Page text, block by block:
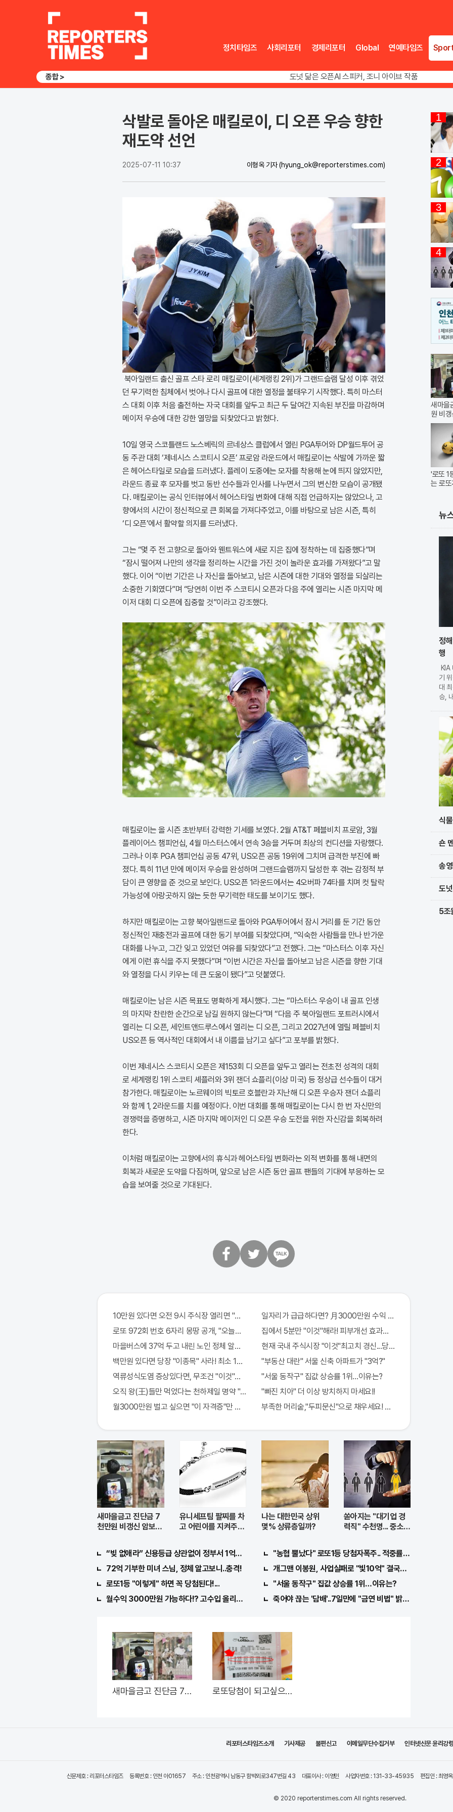
정치타임즈
사회리포터 경제리포터 Global 연예타임즈
종합 >
도넛 닮은 오픈AI 스피커, 조니 아이브 작품
아파트 방에서 들린 쉭쉭 소리‥코브라였다
삭발로 돌아온 매킬로이, 디 오픈 우승 향한
재도약 선언
2025-07-11 10:37 이형옥 기자 (hyung_ok@reporterstimes.com)
북아일랜드 출신 골프 스타 로리 매킬로이(세계랭킹 2위)가 그랜드슬램 달성 이후 겪었
던 무기력한 침체에서 벗어나 다시 골프에 대한 열정을 불태우기 시작했다. 특히 마스터
스 대회 이후 처음 출전하는 자국 대회를 앞두고 최근 두 달여간 지속된 부진을 마감하며
메이저 우승에 대한 강한 열망을 되찾았다고 밝혔다.
10일 영국 스코틀랜드 노스베릭의 르네상스 클럽에서 열린 PGA투어와 DP월드투어 공
동 주관 대회 ‘제네시스 스코티시 오픈’ 프로암 라운드에서 매킬로이는 삭발에 가까운 짧
은 헤어스타일로 모습을 드러냈다. 플레이 도중에는 모자를 착용해 눈에 띄지 않았지만,
라운드 종료 후 모자를 벗고 동반 선수들과 인사를 나누면서 그의 변신한 모습이 공개됐
다. 매킬로이는 공식 인터뷰에서 헤어스타일 변화에 대해 직접 언급하지는 않았으나, 고
향에서의 시간이 정신적으로 큰 회복을 가져다주었고, 이를 바탕으로 남은 시즌, 특히
‘디 오픈’에서 활약할 의지를 드러냈다.
그는 “몇 주 전 고향으로 돌아와 웬트워스에 새로 지은 집에 정착하는 데 집중했다”며
“잠시 떨어져 나만의 생각을 정리하는 시간을 가진 것이 놀라운 효과를 가져왔다”고 말
했다. 이어 “이번 기간은 나 자신을 돌아보고, 남은 시즌에 대한 기대와 열정을 되살리는
소중한 기회였다”며 “당연히 이번 주 스코티시 오픈과 다음 주에 열리는 시즌 마지막 메
이저 대회 디 오픈에 집중할 것”이라고 강조했다.
매킬로이는 올 시즌 초반부터 강력한 기세를 보였다. 2월 AT&T 페블비치 프로암, 3월
플레이어스 챔피언십, 4월 마스터스에서 연속 3승을 거두며 최상의 컨디션을 자랑했다.
그러나 이후 PGA 챔피언십 공동 47위, US오픈 공동 19위에 그치며 급격한 부진에 빠
졌다. 특히 11년 만에 메이저 우승을 완성하며 그랜드슬램까지 달성한 후 겪는 감정적 부
담이 큰 영향을 준 것으로 보인다. US오픈 1라운드에서는 4오버파 74타를 치며 컷 탈락
가능성에 아랑곳하지 않는 듯한 무기력한 태도를 보이기도 했다.
하지만 매킬로이는 고향 북아일랜드로 돌아와 PGA투어에서 잠시 거리를 둔 기간 동안
정신적인 재충전과 골프에 대한 동기 부여를 되찾았다며, “익숙한 사람들을 만나 반가운
대화를 나누고, 그간 잊고 있었던 여유를 되찾았다”고 전했다. 그는 “마스터스 이후 자신
에게 이런 휴식을 주지 못했다”며 “이번 시간은 자신을 돌아보고 남은 시즌을 향한 기대
와 열정을 다시 키우는 데 큰 도움이 됐다”고 덧붙였다.
매킬로이는 남은 시즌 목표도 명확하게 제시했다. 그는 “마스터스 우승이 내 골프 인생
의 마지막 찬란한 순간으로 남길 원하지 않는다”며 “다음 주 북아일랜드 포트러시에서
열리는 디 오픈, 세인트앤드루스에서 열리는 디 오픈, 그리고 2027년에 열릴 페블비치
US오픈 등 역사적인 대회에서 내 이름을 남기고 싶다”고 포부를 밝혔다.
이번 제네시스 스코티시 오픈은 제153회 디 오픈을 앞두고 열리는 전초전 성격의 대회
로 세계랭킹 1위 스코티 셰플러와 3위 잰더 쇼플리(이상 미국) 등 정상급 선수들이 대거
참가한다. 매킬로이는 노르웨이의 빅토르 호블란과 지난해 디 오픈 우승자 잰더 쇼플리
와 함께 1, 2라운드를 치를 예정이다. 이번 대회를 통해 매킬로이는 다시 한 번 자신만의
경쟁력을 증명하고, 시즌 마지막 메이저인 디 오픈 우승 도전을 위한 자신감을 회복하려
한다.
이처럼 매킬로이는 고향에서의 휴식과 헤어스타일 변화라는 외적 변화를 통해 내면의
회복과 새로운 도약을 다짐하며, 앞으로 남은 시즌 동안 골프 팬들의 기대에 부응하는 모
습을 보여줄 것으로 기대된다.
북
톡
10만원 있다면 오전 9시 주식장 열리면 "이종목" 바
로또 972회 번호 6자리 몽땅 공개, "오늘만" 무료니까 꼭 오늘 확인하세요.
마을버스에 37억 두고 내린 노인 정체 알고보니..!
백만원 있다면 당장 "이종목" 사라! 최소 1000배 이상 증가...충격!!
역류성식도염 증상있다면, 무조건 "이것"의심하세요. 간단치료법 나왔다!
오직 왕(王)들만 먹었다는 천하제일 명약 "침향" 싹쓰리 완판!! 왜 난리났나 봤더니..경악!
월3000만원 벌고 싶으면 "이 자격증"만 따면 된다.
일자리가 급급하다면? 月3000만원 수익 가능한 이 "자격증" 주
집에서 5분만 "이것"해라! 피부개선 효과가 바로 나타난다!!
현재 국내 주식시장 "이것"최고치 경신...당장 매수해라!!
"부동산 대란" 서울 신축 아파트가 "3억?"
"서울 동작구" 집값 상승률 1위…이유는?
"빠진 치아" 더 이상 방치하지 마세요!!
부족한 머리숱,"두피문신"으로 채우세요! 글로웰의원 의)96837
새마을금고 진단금 7
천만원 비갱신 암보험
유니세프팀 팔찌를 차
고 어린이를 지켜주세
나는 대한민국 상위
몇% 상류층일까?
쏟아지는 "대기업 경
력직" 수천명... 중소기
“빚 없애라” 신용등급 상관없이 정부서 1억지원!
72억 기부한 미녀 스님, 정체 알고보니..충격!
로또1등 "이렇게" 하면 꼭 당첨된다!...
월수익 3000만원 가능하다!? 고수입 올리는 이 "자격증"에 몰리는 이유 알고보니…
"농협 뿔났다" 로또1등 당첨자폭주.. 적중률87%
개그맨 이봉원, 사업실패로 "빛10억" 결국…
"서울 동작구" 집값 상승률 1위…이유는?
죽어야 끊는 '담배'..7일만에 "금연 비법" 밝혀져 충격!
새마을금고 진단금 7천
로또당첨이 되고싶으
1
2
3
4
새마을
원 비
'로또 1
는 로
뉴
정
행
KIA
기
대
승,
가
식
숀
송
도
5조
리포터스타임즈소개 기사제공 불편신고 이메일무단수집거부 인터넷신문 윤리강령
신문제호 : 리포터스타임즈 등록번호 : 인천 아01657 주소 : 인천광역시 남동구 함박뫼로347번길 43 대표이사 : 이영민 사업자번호 : 131-33-45935 편집인 : 최영옥
© 2020 reporterstimes.com All rights reserved.